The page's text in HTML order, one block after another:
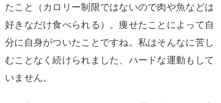
たこと（カロリー制限ではないので肉や魚などは
好きなだけ食べられる）。痩せたことによって自
分に自身がついたことですね。私はそんなに苦し
むことなく続けられました、ハードな運動もして
いません。